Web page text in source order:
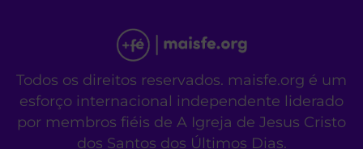
Todos os direitos reservados. maisfe.org é um
esforço internacional independente liderado
por membros fiéis de A Igreja de Jesus Cristo
dos Santos dos Últimos Dias.